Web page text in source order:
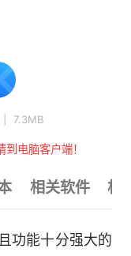
7.3MB
电脑客户端！
相关软件 相
能十分强大的